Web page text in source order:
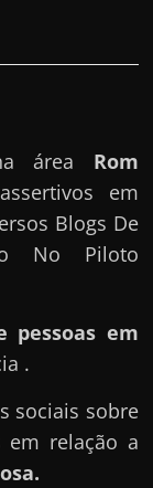
área Rom
em
Blogs De
No Piloto
pessoas em
.
sociais sobre
em relação a
.